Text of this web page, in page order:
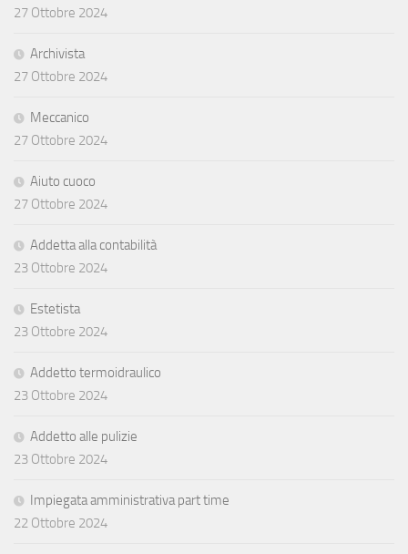
27 Ottobre 2024
Archivista
27 Ottobre 2024
Meccanico
27 Ottobre 2024
Aiuto cuoco
27 Ottobre 2024
Addetta alla contabilità
23 Ottobre 2024
Estetista
23 Ottobre 2024
Addetto termoidraulico
23 Ottobre 2024
Addetto alle pulizie
23 Ottobre 2024
Impiegata amministrativa part time
22 Ottobre 2024